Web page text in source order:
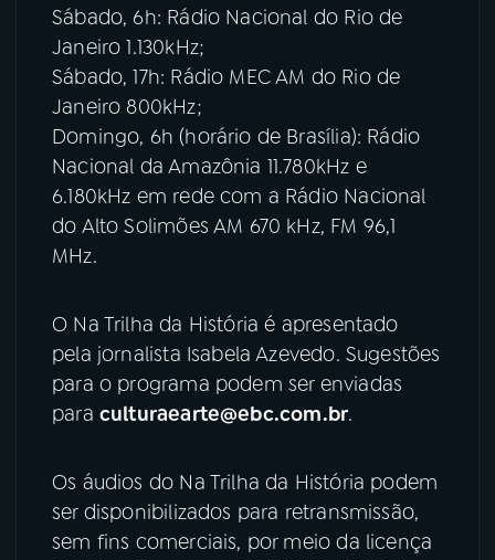
Sábado, 6h: Rádio Nacional do Rio de
Janeiro 1.130kHz;
Sábado, 17h: Rádio MEC AM do Rio de
Janeiro 800kHz;
Domingo, 6h (horário de Brasília): Rádio
Nacional da Amazônia 11.780kHz e
6.180kHz em rede com a Rádio Nacional
do Alto Solimões AM 670 kHz, FM 96,1
MHz.
O Na Trilha da História é apresentado
pela jornalista Isabela Azevedo. Sugestões
para o programa podem ser enviadas
para culturaearte@ebc.com.br.
Os áudios do Na Trilha da História podem
ser disponibilizados para retransmissão,
sem fins comerciais, por meio da licença